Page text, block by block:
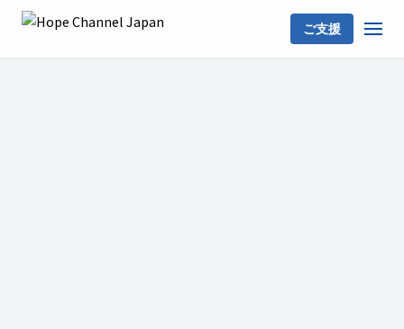
ご支援